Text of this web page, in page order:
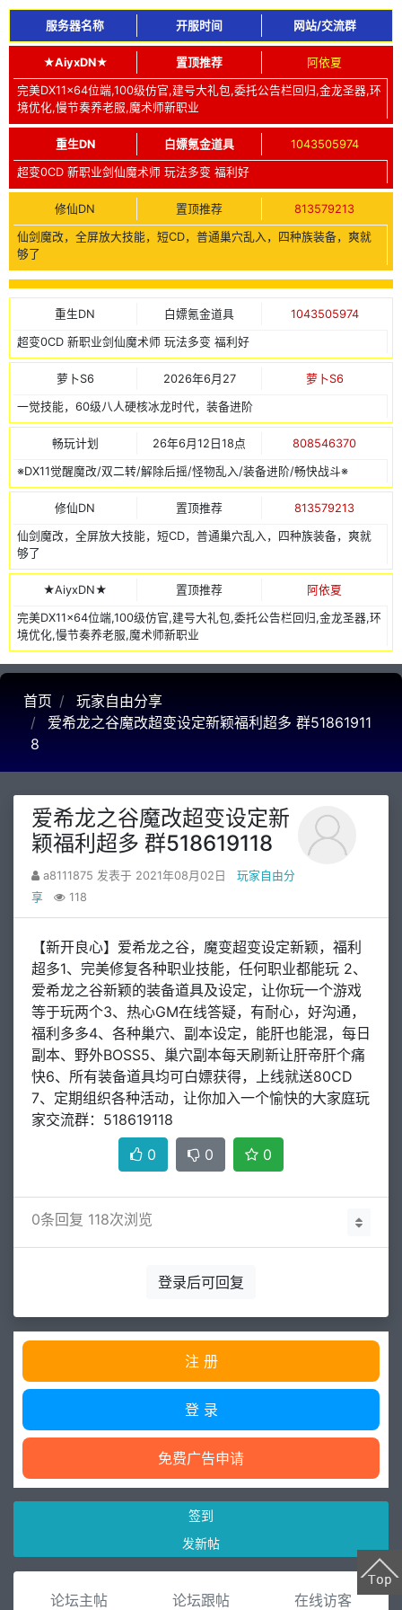
服务器名称 开服时间 网站/交流群
★AiyxDN★ 置顶推荐 阿依夏
完美DX11x64位端,100级仿官,建号大礼包,委托公告栏回归,金龙圣器,环
境优化,慢节奏养老服,魔术师新职业
重生DN 白嫖氪金道具 1043505974
超变0CD 新职业剑仙魔术师 玩法多变 福利好
修仙DN 置顶推荐 813579213
仙剑魔改，全屏放大技能，短CD，普通巢穴乱入，四种族装备，爽就
够了
重生DN 白嫖氪金道具 1043505974
超变0CD 新职业剑仙魔术师 玩法多变 福利好
萝卜S6 2026年6月27 萝卜S6
一觉技能，60级八人硬核冰龙时代，装备进阶
畅玩计划 26年6月12日18点 808546370
※DX11觉醒魔改/双二转/解除后摇/怪物乱入/装备进阶/畅快战斗※
修仙DN 置顶推荐 813579213
仙剑魔改，全屏放大技能，短CD，普通巢穴乱入，四种族装备，爽就
够了
★AiyxDN★ 置顶推荐 阿依夏
完美DX11x64位端,100级仿官,建号大礼包,委托公告栏回归,金龙圣器,环
境优化,慢节奏养老服,魔术师新职业
首页
玩家自由分享
爱希龙之谷魔改超变设定新颖福利超多 群51861911
8
爱希龙之谷魔改超变设定新
颖福利超多 群518619118
a8111875 发表于 2021年08月02日
玩家自由分
享
118
【新开良心】爱希龙之谷，魔变超变设定新颖，福利
超多1、完美修复各种职业技能，任何职业都能玩 2、
爱希龙之谷新颖的装备道具及设定，让你玩一个游戏
等于玩两个3、热心GM在线答疑，有耐心，好沟通，
福利多多4、各种巢穴、副本设定，能肝也能混，每日
副本、野外BOSS5、巢穴副本每天刷新让肝帝肝个痛
快6、所有装备道具均可白嫖获得，上线就送80CD
7、定期组织各种活动，让你加入一个愉快的大家庭玩
家交流群：518619118
0
0 0
0条回复 118次浏览
登录后可回复
注 册
登 录
免费广告申请
签到
发新帖
论坛主帖 论坛跟帖 在线访客